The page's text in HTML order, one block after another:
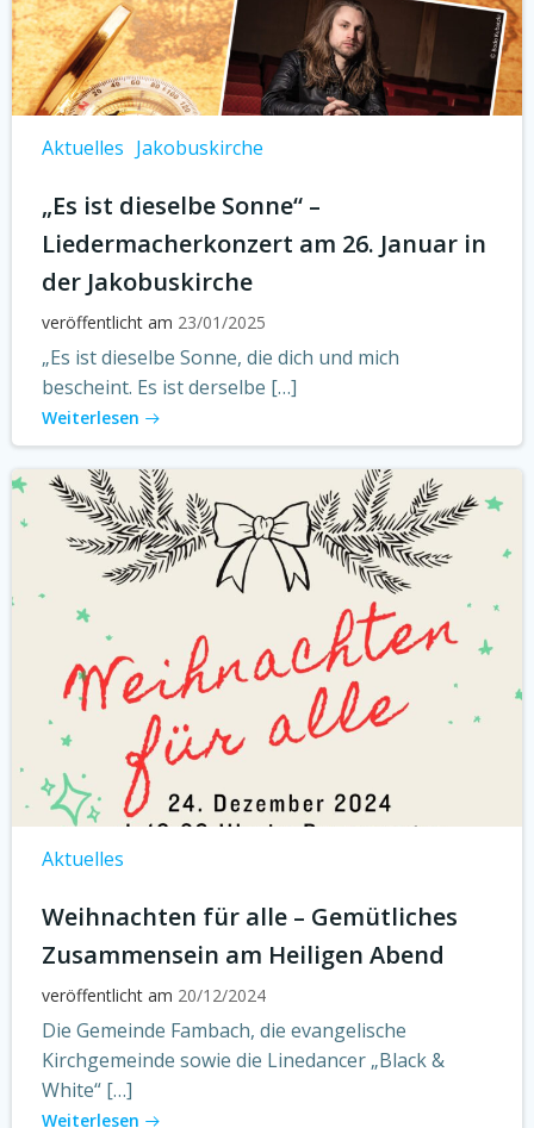
Aktuelles Jakobuskirche
„Es ist dieselbe Sonne“ –
Liedermacherkonzert am 26. Januar in
der Jakobuskirche
veröffentlicht am 23/01/2025
„Es ist dieselbe Sonne, die dich und mich
bescheint. Es ist derselbe […]
Weiterlesen
Aktuelles
Weihnachten für alle – Gemütliches
Zusammensein am Heiligen Abend
veröffentlicht am 20/12/2024
Die Gemeinde Fambach, die evangelische
Kirchgemeinde sowie die Linedancer „Black &
White“ […]
Weiterlesen